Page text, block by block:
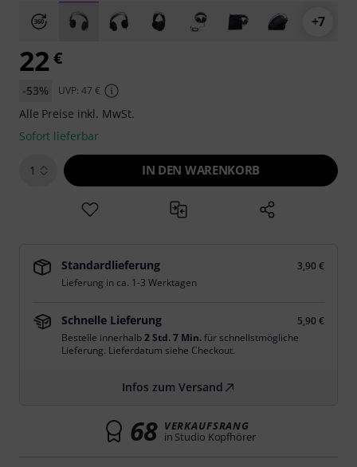
+7
22€
-53% UVP: 47 €
Alle Preise inkl. MwSt.
Sofort lieferbar
1 IN DEN WARENKORB
Standardlieferung
3,90 €
Lieferung in ca. 1-3 Werktagen
Schnelle Lieferung
5,90 €
Bestelle innerhalb2 Std. 7 Min.für schnellstmögliche
Lieferung. Lieferdatum siehe Checkout.
Infos zum Versand
68 VERKAUFSRANG
in Studio Kopfhörer